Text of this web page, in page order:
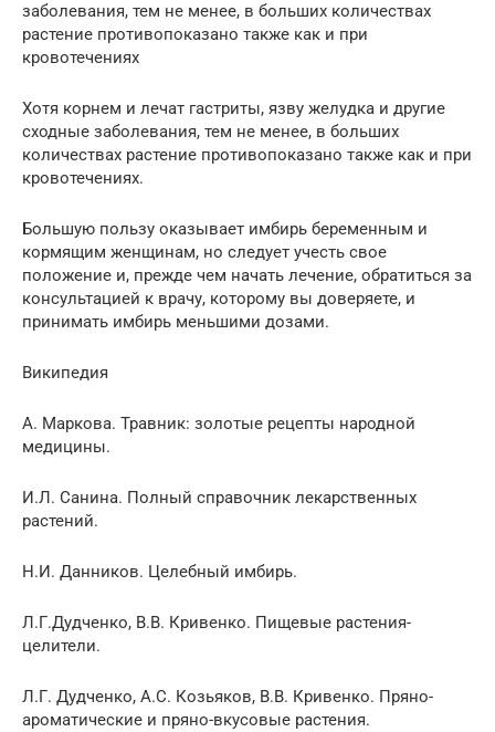
заболевания, тем не менее, в больших количествах
растение противопоказано также как и при
кровотечениях
Хотя корнем и лечат гастриты, язву желудка и другие
сходные заболевания, тем не менее, в больших
количествах растение противопоказано также как и при
кровотечениях.
Большую пользу оказывает имбирь беременным и
кормящим женщинам, но следует учесть свое
положение и, прежде чем начать лечение, обратиться за
консультацией к врачу, которому вы доверяете, и
принимать имбирь меньшими дозами.
Википедия
А. Маркова. Травник: золотые рецепты народной
медицины.
И.Л. Санина. Полный справочник лекарственных
растений.
Н.И. Данников. Целебный имбирь.
Л.Г.Дудченко, В.В. Кривенко. Пищевые растения-
целители.
Л.Г. Дудченко, А.С. Козьяков, В.В. Кривенко. Пряно-
ароматические и пряно-вкусовые растения.